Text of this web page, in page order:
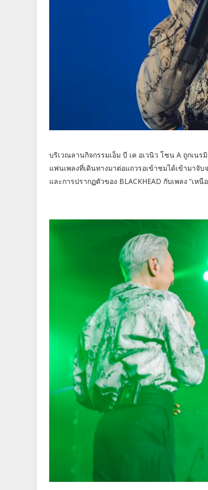
บริเวณลานกิจกรรมเอ็ม บี เค อเวนิว โซน A ถูกเนร
แฟนเพลงที่เดินทางมาต่อแถวรอเข้าชมได้เข้ามาจับ
และการปรากฏตัวของ BLACKHEAD กับเพลง “เห